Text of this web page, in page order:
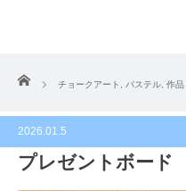
ホーム
チョークアート パステル 作品
2026.01.5
プレゼントボード